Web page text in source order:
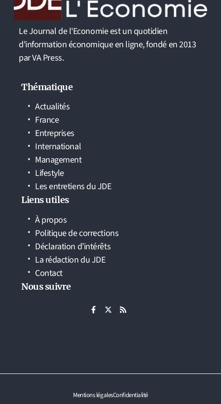
Le Journal de l'Economie est un quotidien
d'information économique en ligne, fondé en 2013
par VA Press.
Thématique
Actualités
France
Entreprises
International
Management
Lifestyle
Les entretiens du JDE
Liens utiles
À propos
Politique de corrections
Déclaration d’intérêts
La rédaction du JDE
Contact
Nous suivre
Mentions légalesConfidentialité